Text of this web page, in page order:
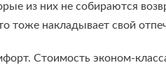
из них не собираются
тоже накладывает свой
Стоимость эконом-